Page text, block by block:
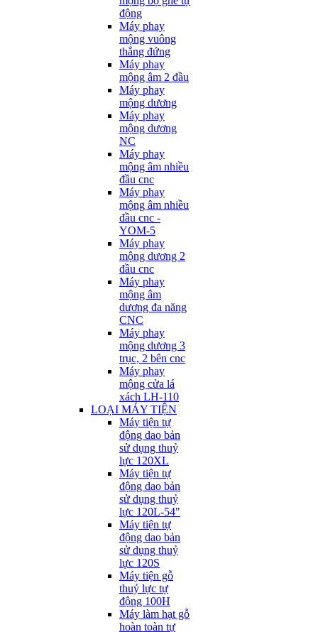
động
Máy phay
mộng vuông
thẳng đứng
Máy phay
mộng âm 2 đầu
Máy phay
mộng dương
Máy phay
mộng dương
NC
Máy phay
mộng âm nhiều
đầu cnc
Máy phay
mộng âm nhiều
đầu cnc -
YOM-5
Máy phay
mộng dương 2
đầu cnc
Máy phay
mộng âm
dương đa năng
CNC
Máy phay
mộng dương 3
trục, 2 bên cnc
Máy phay
mộng cửa lá
xách LH-110
LOẠI MÁY TIỆN
Máy tiện tự
động dao bản
sử dụng thuỷ
lực 120XL
Máy tiện tự
động dao bản
sử dụng thuỷ
lực 120L-54"
Máy tiện tự
động dao bản
sử dụng thuỷ
lực 120S
Máy tiện gỗ
thuỷ lực tự
động 100H
Máy làm hạt gỗ
hoàn toàn tự